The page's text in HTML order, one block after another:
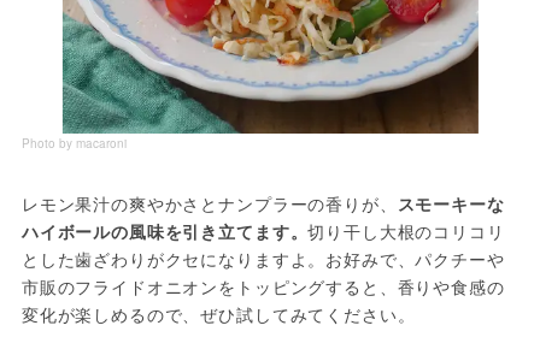
Photo by macaroni
レモン果汁の爽やかさとナンプラーの香りが、 スモーキーな
ハイボールの風味を引き立てます。切り干し大根のコリコリ
とした歯ざわりがクセになりますよ。お好みで、パクチーや
市販のフライドオニオンをトッピングすると、香りや食感の
変化が楽しめるので、ぜひ試してみてください。